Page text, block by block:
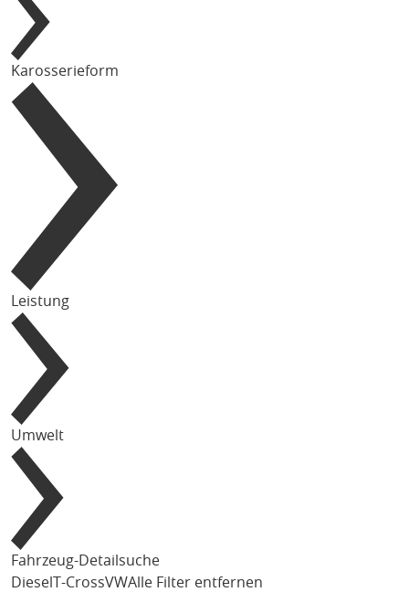
Karosserieform
Leistung
Umwelt
Fahrzeug-Detailsuche
DieselT-CrossVWAlle Filter entfernen